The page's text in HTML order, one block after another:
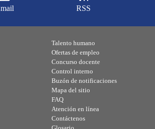
RSS
Talento humano
Ofertas de empleo
Concurso docente
Control interno
Buzón de notificaciones
Mapa del sitio
FAQ
Atención en línea
Contáctenos